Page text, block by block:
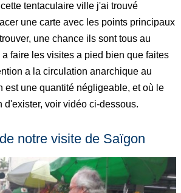
tentaculaire ville j'ai trouvé
une carte avec les points principaux
une chance ils sont tous au
faire les visites a pied bien que faites
a la circulation anarchique au
est une quantité négligeable, et où le
d'exister, voir vidéo ci-dessous.
notre visite de Saïgon